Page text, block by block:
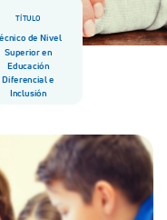
TÍTULO
de Nivel
Superior en
Educación
Diferencial e
Inclusión